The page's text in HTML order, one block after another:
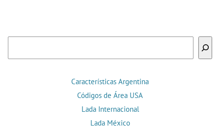
Características Argentina
Códigos de Área USA
Lada Internacional
Lada México